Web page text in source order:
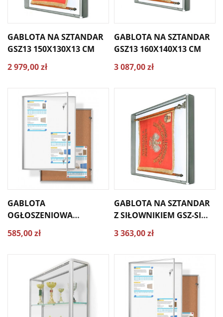
GABLOTA NA SZTANDAR
GSZ13 150X130X13 CM
2 979,00 zł
GABLOTA NA SZTANDAR
GSZ13 160X140X13 CM
3 087,00 zł
GABLOTA
OGŁOSZENIOWA
WEWNĘTRZNA GMR
50X70 CM
585,00 zł
GABLOTA NA SZTANDAR
Z SIŁOWNIKIEM GSZ-SI
160X130X10CM
3 363,00 zł